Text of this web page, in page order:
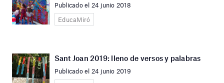
Publicado el 24 junio 2018
EducaMiró
Sant Joan 2019: lleno de versos y palabras
Publicado el 24 junio 2019